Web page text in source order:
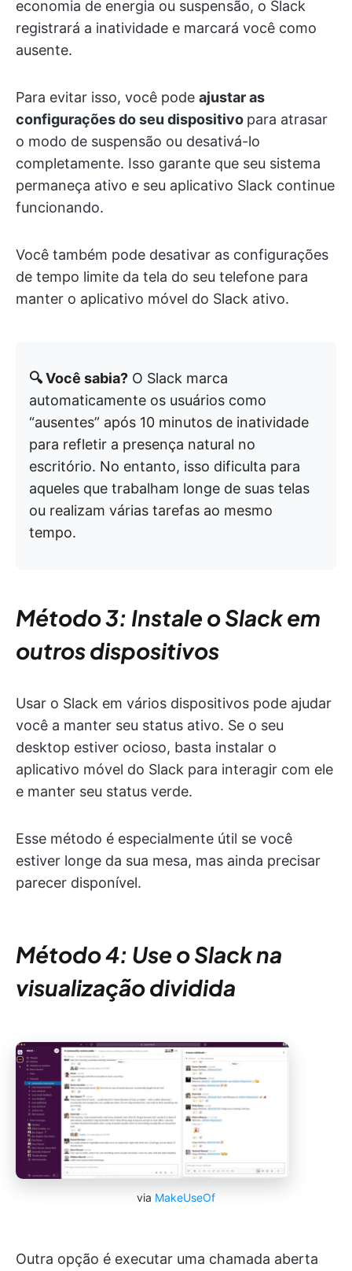
economia de energia ou suspensão, o Slack
registrará a inatividade e marcará você como
ausente.
Para evitar isso, você pode ajustar as
configurações do seu dispositivo para atrasar
o modo de suspensão ou desativá-lo
completamente. Isso garante que seu sistema
permaneça ativo e seu aplicativo Slack continue
funcionando.
Você também pode desativar as configurações
de tempo limite da tela do seu telefone para
manter o aplicativo móvel do Slack ativo.
🔍 Você sabia? O Slack marca
automaticamente os usuários como
“ausentes” após 10 minutos de inatividade
para refletir a presença natural no
escritório. No entanto, isso dificulta para
aqueles que trabalham longe de suas telas
ou realizam várias tarefas ao mesmo
tempo.
Método 3: Instale o Slack em
outros dispositivos
Usar o Slack em vários dispositivos pode ajudar
você a manter seu status ativo. Se o seu
desktop estiver ocioso, basta instalar o
aplicativo móvel do Slack para interagir com ele
e manter seu status verde.
Esse método é especialmente útil se você
estiver longe da sua mesa, mas ainda precisar
parecer disponível.
Método 4: Use o Slack na
visualização dividida
via MakeUseOf
Outra opção é executar uma chamada aberta